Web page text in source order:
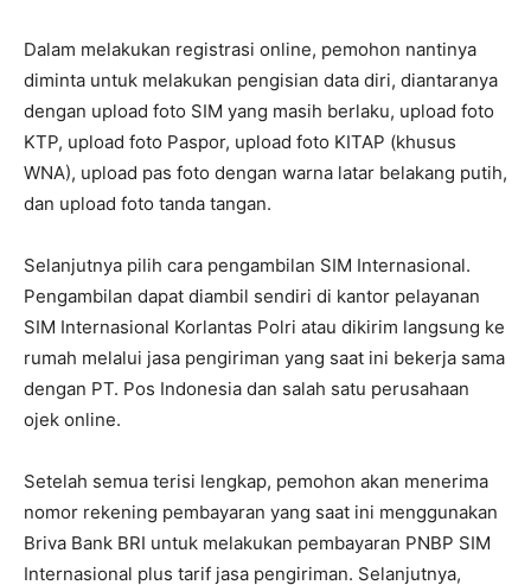
Dalam melakukan registrasi online, pemohon nantinya
diminta untuk melakukan pengisian data diri, diantaranya
dengan upload foto SIM yang masih berlaku, upload foto
KTP, upload foto Paspor, upload foto KITAP (khusus
WNA), upload pas foto dengan warna latar belakang putih,
dan upload foto tanda tangan.
Selanjutnya pilih cara pengambilan SIM Internasional.
Pengambilan dapat diambil sendiri di kantor pelayanan
SIM Internasional Korlantas Polri atau dikirim langsung ke
rumah melalui jasa pengiriman yang saat ini bekerja sama
dengan PT. Pos Indonesia dan salah satu perusahaan
ojek online.
Setelah semua terisi lengkap, pemohon akan menerima
nomor rekening pembayaran yang saat ini menggunakan
Briva Bank BRI untuk melakukan pembayaran PNBP SIM
Internasional plus tarif jasa pengiriman. Selanjutnya,